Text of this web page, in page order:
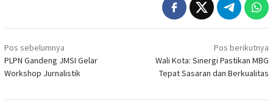
Navigasi
pos
Pos sebelumnya
PLPN Gandeng JMSI Gelar
Workshop Jurnalistik
Pos berikutnya
Wali Kota: Sinergi Pastikan MBG
Tepat Sasaran dan Berkualitas